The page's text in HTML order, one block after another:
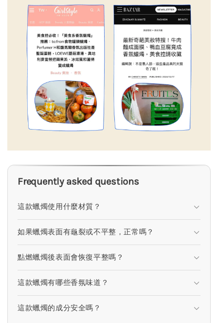
Frequently asked questions
這款蠟燭使用什麼材質？
如果蠟燭表面有龜裂或不平整，正常嗎？
點燃蠟燭後表面會恢復平整嗎？
這款蠟燭有哪些香氛味道？
這款蠟燭的成分安全嗎？